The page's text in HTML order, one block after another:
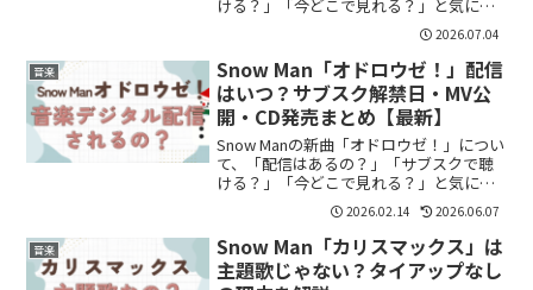
ける？」「今どこで見れる？」と気にな
っている方も多いのではないでしょう
か。特に最近Snow Manを好きになった方
は、どこで曲をチェックすればいいか分
かりにくい...
2026.07.04
音楽
Snow Man「オドロウゼ！」配信
はいつ？サブスク解禁日・MV公
開・CD発売まとめ【最新】
Snow Manの新曲「オドロウゼ！」につい
て、「配信はあるの？」「サブスクで聴
ける？」「今どこで見れる？」と気にな
っている方も多いのではないでしょう
か。特に最近Snow Manを気になっている
方は、どこで曲をチェックすればいいか
悩みますよ...
2026.02.14 2026.06.07
音楽
Snow Man「カリスマックス」は
主題歌じゃない？タイアップなし